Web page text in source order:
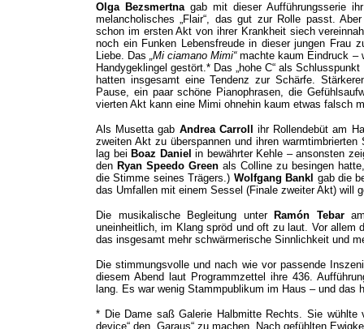
Olga Bezsmertnagab mit dieser Aufführungsserie
melancholisches „Flair“, das gut zur Rolle passt.
schon im ersten Akt von ihrer Krankheit siech
noch ein Funken Lebensfreude in dieser jungen Frau
Liebe. Das„Mi ciamano Mimi“machte kaum Eindruck –
Handygeklingel gestört.* Das „hohe C“ als
hatten insgesamt eine Tendenz zur Schärfe.
Pause, ein paar schöne Pianophrasen, die
vierten Akt kann eine Mimi ohnehin kaum etwas falsch
Als Musetta gab Andrea Carrollihr Rollendebüt am
zweiten Akt zu überspannen und ihren
lag bei Boaz Daniel in bewährter Kehle – ansonsten
den Ryan Speedo Green als Colline zu besingen
die Stimme seines Trägers.) Wolfgang Bankl gab die
das Umfallen mit einem Sessel (Finale zweiter Akt) will
Die musikalische Begleitung unter Ramón Tebaram
uneinheitlich, im Klang spröd und oft zu laut. Vor allem
das insgesamt mehr schwärmerische Sinnlichkeit und
Die stimmungsvolle und nach wie vor passende
diesem Abend laut Programmzettel ihre 436.
lang. Es war wenig Stammpublikum im Haus – und das
* Die Dame saß Galerie Halbmitte Rechts. Sie wühlte
device“ den „Garaus“ zu machen. Nach gefühlten